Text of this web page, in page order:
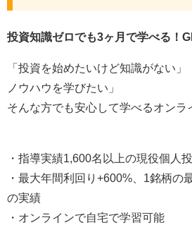
投資知識ゼロでも3ヶ月で学べる！
「投資を始めたいけど知識がない
ノウハウを学びたい」
そんな方でも安心して学べるオンラ
・指導実績1,600名以上の現役個人
・最大年間利回り+600%、1銘柄の
の実績
・オンラインで自宅で学習可能